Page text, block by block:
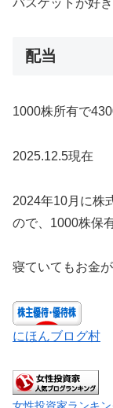
配当
1000株所有で
2025.12.5現在
2024年10月に株
ので、1000株保
寝ていてもお金
にほんブログ村